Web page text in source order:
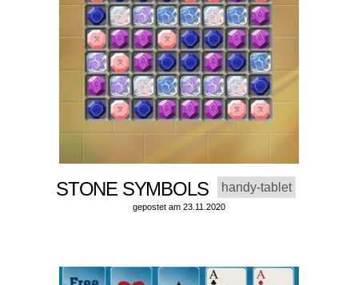
STONE SYMBOLS handy-tablet
gepostet am 23.11.2020